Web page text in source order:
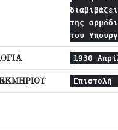
της
του
1930
Επιστολή